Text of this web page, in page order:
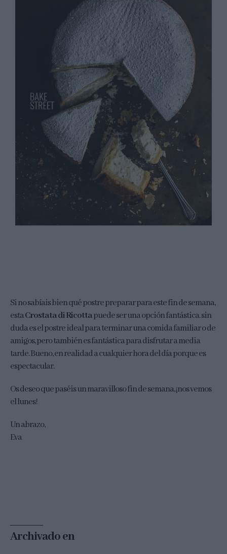
Si no sabíais bien qué postre preparar para este fin de semana,
estaCrostata di Ricottapuede ser una opción fantástica. sin
duda es el postre ideal para terminar una comida familiar o de
amigos, pero también es fantástica para disfrutar a media
tarde. Bueno, en realidad a cualquier hora del día porque es
espectacular.
Os deseo que paséis un maravilloso fin de semana, ¡nos vemos
el lunes!
Un abrazo,
Eva
Archivado en